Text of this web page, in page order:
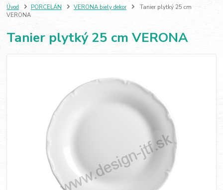
Úvod PORCELÁN VERONA biely dekor
Tanier plytký 25 cm
VERONA
Tanier plytký 25 cm VERONA